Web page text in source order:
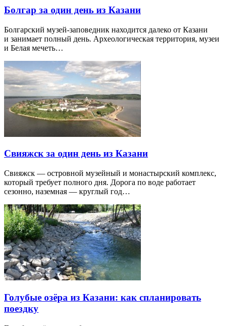
Болгар за один день из Казани
Болгарский музей-заповедник находится далеко от Казани
и занимает полный день. Археологическая территория, музеи
и Белая мечеть…
Свияжск за один день из Казани
Свияжск — островной музейный и монастырский комплекс,
который требует полного дня. Дорога по воде работает
сезонно, наземная — круглый год…
Голубые озёра из Казани: как спланировать
поездку